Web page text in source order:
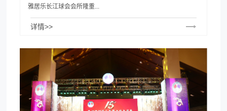
雅居乐长江球会会所隆重...
详情>>